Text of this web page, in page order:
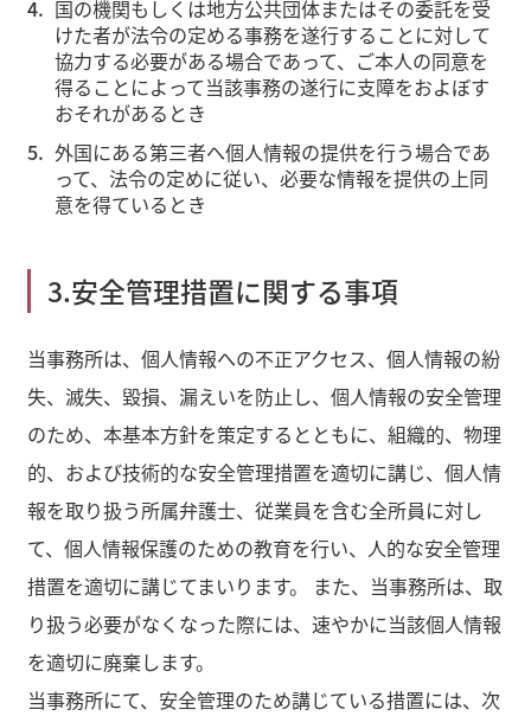
国の機関もしくは地方公共団体またはその委託を受
けた者が法令の定める事務を遂行することに対して
協力する必要がある場合であって、ご本人の同意を
得ることによって当該事務の遂行に支障をおよぼす
おそれがあるとき
外国にある第三者へ個人情報の提供を行う場合であ
って、法令の定めに従い、必要な情報を提供の上同
意を得ているとき
3.安全管理措置に関する事項
当事務所は、個人情報への不正アクセス、個人情報の紛
失、滅失、毀損、漏えいを防止し、個人情報の安全管理
のため、本基本方針を策定するとともに、組織的、物理
的、および技術的な安全管理措置を適切に講じ、個人情
報を取り扱う所属弁護士、従業員を含む全所員に対し
て、個人情報保護のための教育を行い、人的な安全管理
措置を適切に講じてまいります。 また、当事務所は、取
り扱う必要がなくなった際には、速やかに当該個人情報
を適切に廃棄します。
当事務所にて、安全管理のため講じている措置には、次